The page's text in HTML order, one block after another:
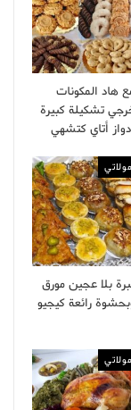
هاد المكونات
تشكيلة كبيرة
أتاي كتشهي
بلا عجين مورق
رائعة كيجيو